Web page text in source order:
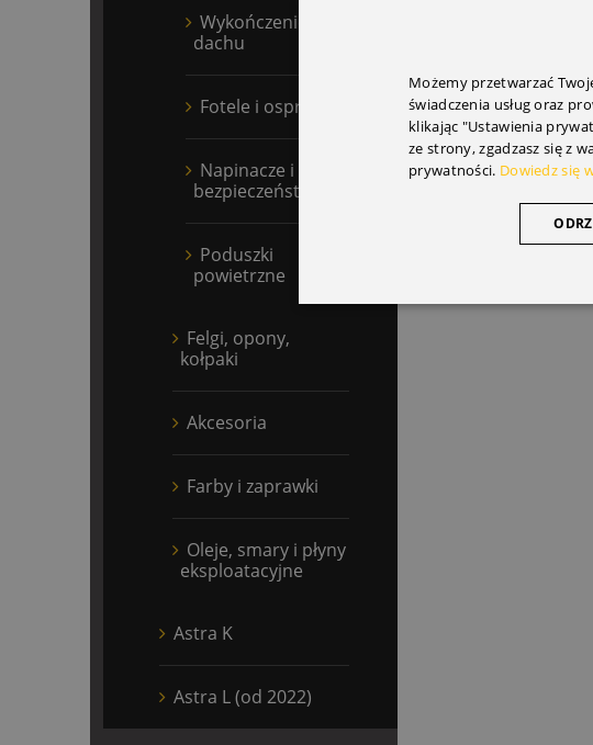
Wykończenie
dachu
Fotele i osprzęt
Napinacze i pasy
bezpieczeństwa
Poduszki
powietrzne
Felgi, opony,
kołpaki
Akcesoria
Farby i zaprawki
Oleje, smary i płyny
eksploatacyjne
Astra K
Astra L (od 2022)
Możemy przetwarzać
świadczenia usług oraz
klikając "Ustawienia
ze strony, zgadzasz się z
prywatności. Dowiedz się